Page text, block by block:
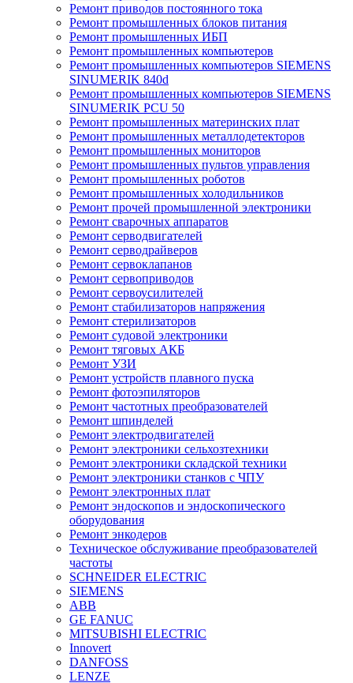
Ремонт приводов постоянного тока
Ремонт промышленных блоков питания
Ремонт промышленных ИБП
Ремонт промышленных компьютеров
Ремонт промышленных компьютеров SIEMENS
SINUMERIK 840d
Ремонт промышленных компьютеров SIEMENS
SINUMERIK PCU 50
Ремонт промышленных материнских плат
Ремонт промышленных металлодетекторов
Ремонт промышленных мониторов
Ремонт промышленных пультов управления
Ремонт промышленных роботов
Ремонт промышленных холодильников
Ремонт прочей промышленной электроники
Ремонт сварочных аппаратов
Ремонт серводвигателей
Ремонт серводрайверов
Ремонт сервоклапанов
Ремонт сервоприводов
Ремонт сервоусилителей
Ремонт стабилизаторов напряжения
Ремонт стерилизаторов
Ремонт судовой электроники
Ремонт тяговых АКБ
Ремонт УЗИ
Ремонт устройств плавного пуска
Ремонт фотоэпиляторов
Ремонт частотных преобразователей
Ремонт шпинделей
Ремонт электродвигателей
Ремонт электроники сельхозтехники
Ремонт электроники складской техники
Ремонт электроники станков с ЧПУ
Ремонт электронных плат
Ремонт эндоскопов и эндоскопического
оборудования
Ремонт энкодеров
Техническое обслуживание преобразователей
частоты
SCHNEIDER ELECTRIC
SIEMENS
ABB
GE FANUC
MITSUBISHI ELECTRIC
Innovert
DANFOSS
LENZE